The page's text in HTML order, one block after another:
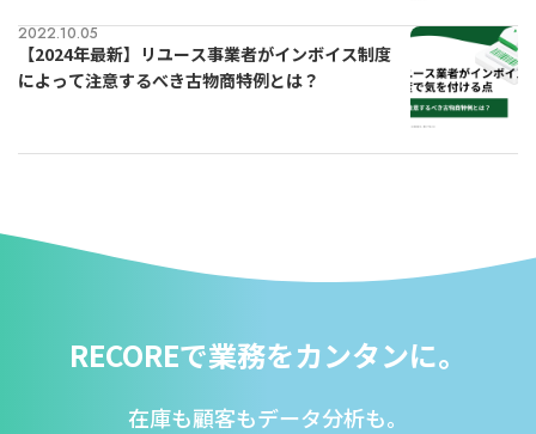
2022.10.05
【2024年最新】リユース事業者がインボイス制度
によって注意するべき古物商特例とは？
RECOREで業務をカンタンに。
在庫も顧客もデータ分析も。